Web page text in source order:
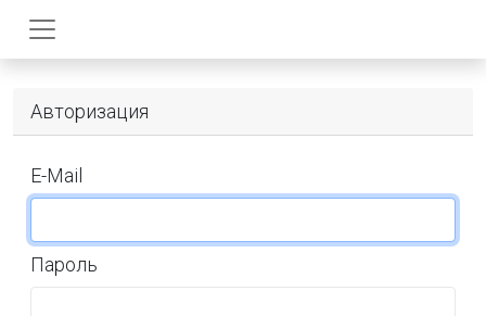
Авторизация
E-Mail
Пароль